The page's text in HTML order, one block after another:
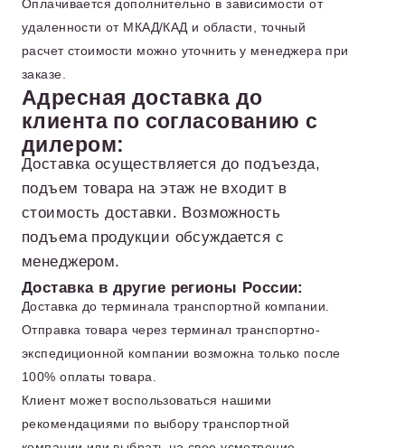
Оплачивается дополнительно в зависимости от
удаленности от МКАД/КАД и области, точный
расчет стоимости можно уточнить у менеджера при
заказе.
Адресная доставка до
клиента по согласованию с
дилером:
Доставка осуществляется до подъезда,
подъем товара на этаж не входит в
стоимость доставки. Возможность
подъема продукции обсуждается с
менеджером.
Доставка в другие регионы России:
Доставка до терминала транспортной компании.
Отправка товара через терминал транспортно-
экспедиционной компании возможна только после
100% оплаты товара.
Клиент может воспользоваться нашими
рекомендациями по выбору транспортной